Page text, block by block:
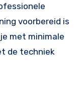
voorbereid is
met minimale
de techniek